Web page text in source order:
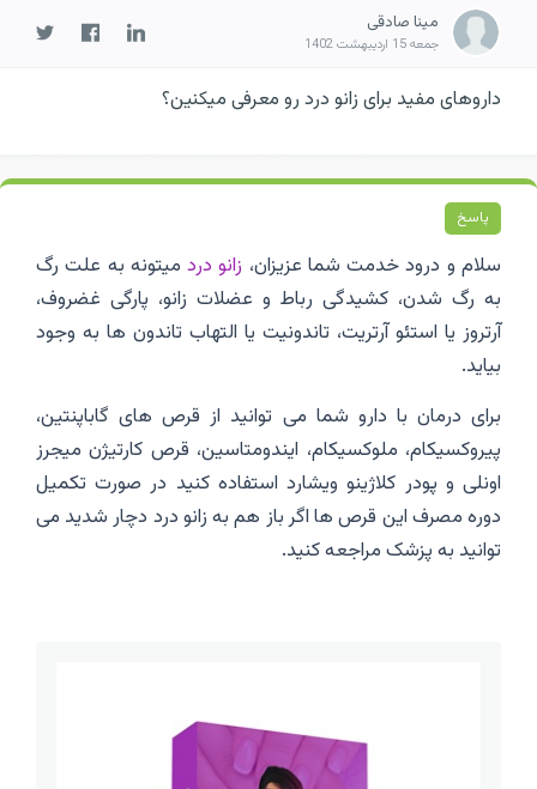
مینا صادقی
جمعه 15 اردیبهشت 1402
داروهای مفید برای زانو درد رو معرفی میکنین؟
پاسخ
سلام و درود خدمت شما عزیزان، زانو دردمیتونه به علت رگ
به رگ شدن، کشیدگی رباط و عضلات زانو، پارگی غضروف،
آرتروز یا استئو آرتریت، تاندونیت یا التهاب تاندون ها به وجود
بیاید.
برای درمان با دارو شما می توانید از قرص های گاباپنتین،
پیروکسیکام، ملوکسیکام، ایندومتاسین، قرص کارتیژن میجرز
اونلی و پودر کلاژینو ویشارد استفاده کنید در صورت تکمیل
دوره مصرف این قرص ها اگر باز هم به زانو درد دچار شدید می
توانید به پزشک مراجعه کنید.